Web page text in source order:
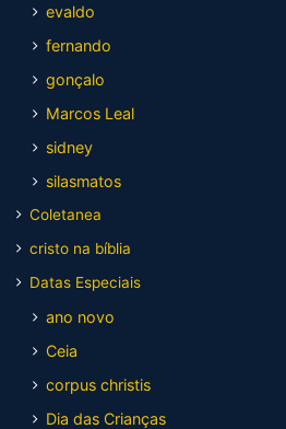
evaldo
fernando
gonçalo
Marcos Leal
sidney
silasmatos
Coletanea
cristo na bíblia
Datas Especiais
ano novo
Ceia
corpus christis
Dia das Crianças